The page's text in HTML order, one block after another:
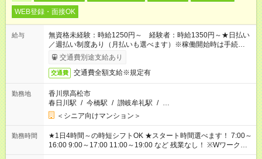
WEB登録・面接OK
給与
無資格未経験：時給1250円～ 経験者：時給1350円～★日払い
／週払い制度あり（月払いも選べます）※稼働開始時は手続き完
了次第のお支払いとなります。
交通費別途支給あり
交通費 交通費全額支給※規定有
勤務地
香川県高松市
春日川駅 / 今橋駅 / 讃岐牟礼駅 / …
＜シニア向けマンション＞
勤務時間
★1日4時間～の時短シフトOK ★スタート時間選べます！ 7:00～
16:00 9:00～17:00 11:00～19:00 など 残業なし！ ※Wワークの
場合、他のお仕事と合わせ週40時間超の就業はご案内できませ